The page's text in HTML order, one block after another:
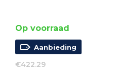
Op voorraad
Aanbieding
€422.29